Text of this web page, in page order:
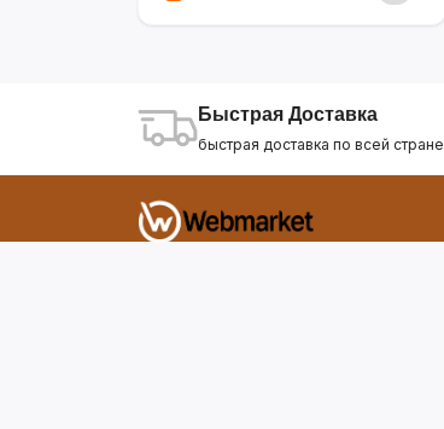
2
APPLE
AOTE 7
ELEMENT
INTEX 0
Быстрая Доставка
быстрая доставка по всей стране